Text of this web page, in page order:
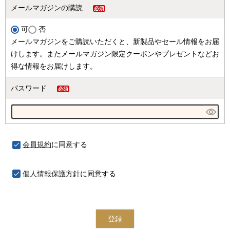
メールマガジンの購読
可
否
メールマガジンをご購読いただくと、新製品やセール情報をお届
けします。またメールマガジン限定クーポンやプレゼントなどお
得な情報をお届けします。
パスワード
会員規約に同意する
個人情報保護方針に同意する
登録